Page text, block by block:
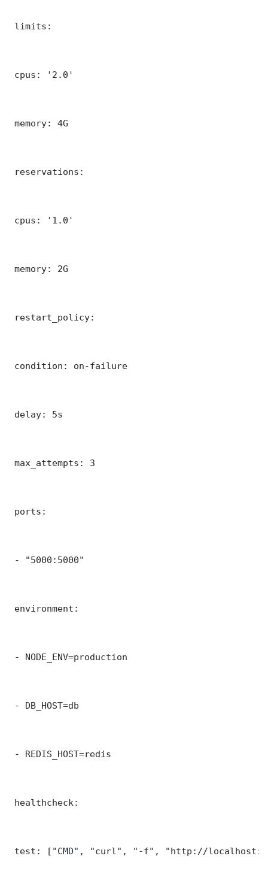
limits:
cpus: '2.0'
memory: 4G
reservations:
cpus: '1.0'
memory: 2G
restart_policy:
condition: on-failure
delay: 5s
max_attempts: 3
ports:
- "5000:5000"
environment:
- NODE_ENV=production
- DB_HOST=db
- REDIS_HOST=redis
healthcheck:
test: ["CMD", "curl", "-f", "http://